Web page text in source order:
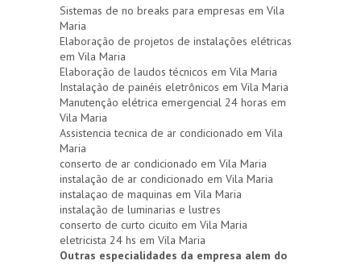
Sistemas de no breaks para empresas em Vila
Maria
Elaboração de projetos de instalações elétricas
em Vila Maria
Elaboração de laudos técnicos em Vila Maria
Instalação de painéis eletrônicos em Vila Maria
Manutenção elétrica emergencial 24 horas em
Vila Maria
Assistencia tecnica de ar condicionado em Vila
Maria
conserto de ar condicionado em Vila Maria
instalação de ar condicionado em Vila Maria
instalaçao de maquinas em Vila Maria
instalação de luminarias e lustres
conserto de curto cicuito em Vila Maria
eletricista 24 hs em Vila Maria
Outras especialidades da empresa alem do